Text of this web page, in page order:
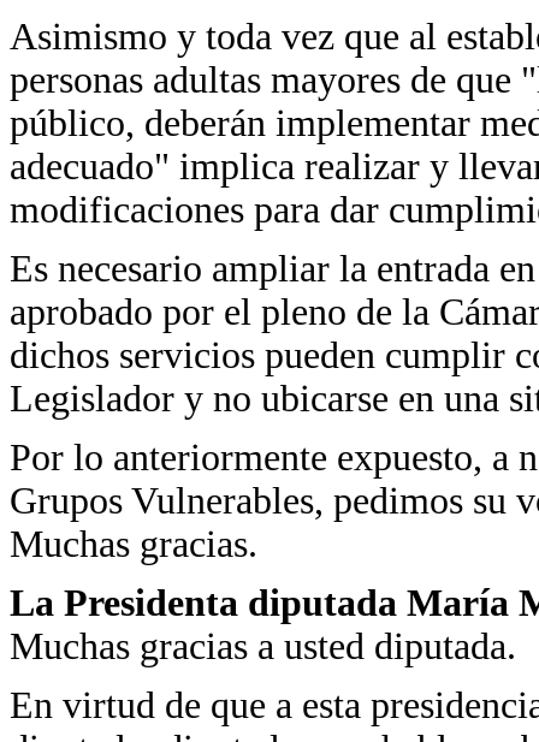
Asimismo y toda vez que al
personas adultas mayores de
público, deberán implementar
adecuado" implica realizar y
modificaciones para dar
Es necesario ampliar la entrada
aprobado por el pleno de la
dichos servicios pueden cumplir
Legislador y no ubicarse en una
Por lo anteriormente expuesto, a
Grupos Vulnerables, pedimos su
Muchas gracias.
La Presidenta diputada María
Muchas gracias a usted diputada.
En virtud de que a esta